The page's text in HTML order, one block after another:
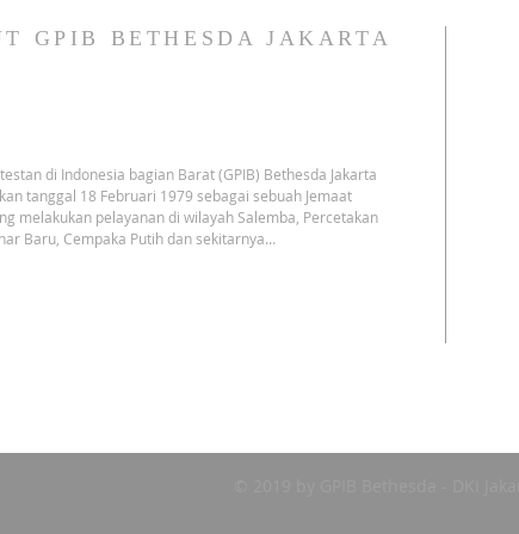
GPIB BETHESDA JAKARTA
di Indonesia bagian Barat (GPIB) Bethesda Jakarta
tanggal 18 Februari 1979 sebagai sebuah Jemaat
melakukan pelayanan di wilayah Salemba, Percetakan
Baru, Cempaka Putih dan sekitarnya…